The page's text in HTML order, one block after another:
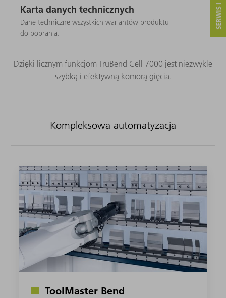
Karta danych technicznych
Dane techniczne wszystkich wariantów produktu
do pobrania.
Dzięki licznym funkcjom TruBend Cell 7000 jest niezwykle
szybką i efektywną komorą gięcia.
Kompleksowa automatyzacja
ToolMaster Bend